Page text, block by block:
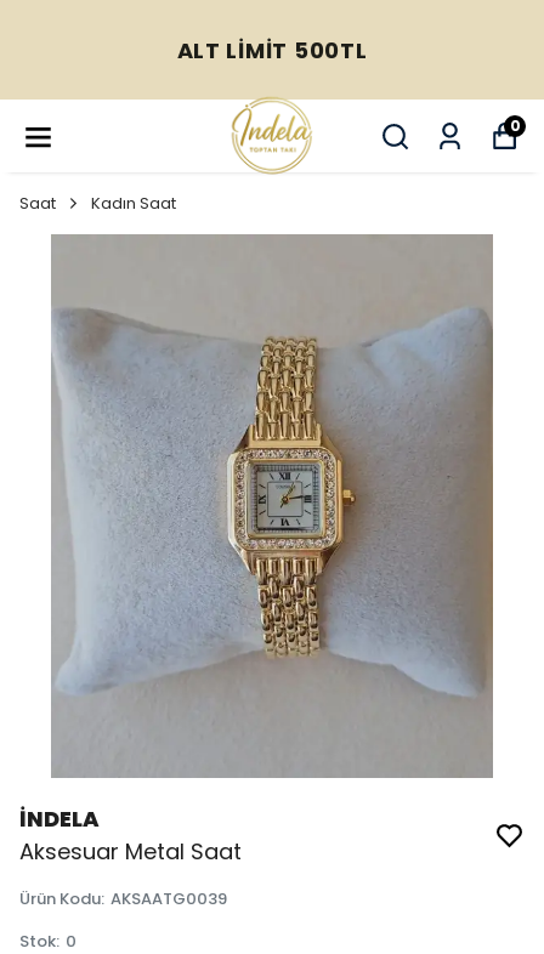
ALT LİMİT 500TL
0
Saat Kadın Saat
İNDELA
Aksesuar Metal Saat
Ürün Kodu: AKSAATG0039
Stok: 0